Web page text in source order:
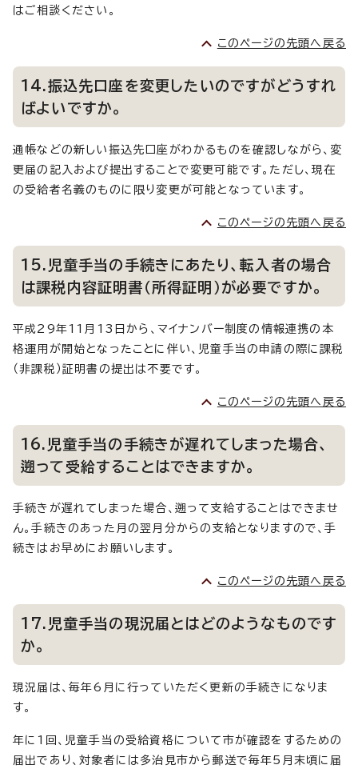
はご相談ください。
このページの先頭へ戻る
14.振込先口座を変更したいのですがどうすれ
ばよいですか。
通帳などの新しい振込先口座がわかるものを確認しながら、変
更届の記入および提出することで変更可能です。ただし、現在
の受給者名義のものに限り変更が可能となっています。
このページの先頭へ戻る
15.児童手当の手続きにあたり、転入者の場合
は課税内容証明書（所得証明）が必要ですか。
平成29年11月13日から、マイナンバー制度の情報連携の本
格運用が開始となったことに伴い、児童手当の申請の際に課税
（非課税）証明書の提出は不要です。
このページの先頭へ戻る
16.児童手当の手続きが遅れてしまった場合、
遡って受給することはできますか。
手続きが遅れてしまった場合、遡って支給することはできませ
ん。手続きのあった月の翌月分からの支給となりますので、手
続きはお早めにお願いします。
このページの先頭へ戻る
17.児童手当の現況届とはどのようなものです
か。
現況届は、毎年6月に行っていただく更新の手続きになりま
す。
年に1回、児童手当の受給資格について市が確認をするための
届出であり、対象者には多治見市から郵送で毎年5月末頃に届